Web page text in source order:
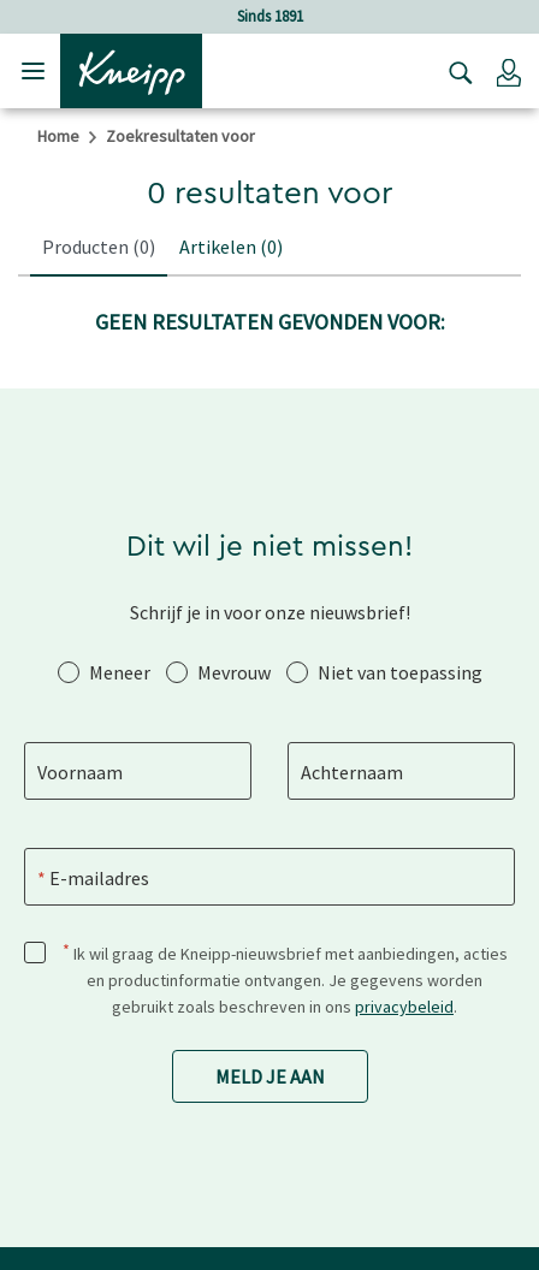
Verder gaan naar hoofdinhoud.Sinds 1891
Home Zoekresultaten voor
0 resultaten voor
Producten (0) Artikelen (0)
GEEN RESULTATEN GEVONDEN VOOR:
Dit wil je niet missen!
Schrijf je in voor onze nieuwsbrief!
AanhefMeneer Mevrouw Niet van toepassing
Voornaam Achternaam
E-mailadres
* Ik wil graag de Kneipp-nieuwsbrief met aanbiedingen, acties
en productinformatie ontvangen. Je gegevens worden
gebruikt zoals beschreven in ons privacybeleid.
MELD JE AAN